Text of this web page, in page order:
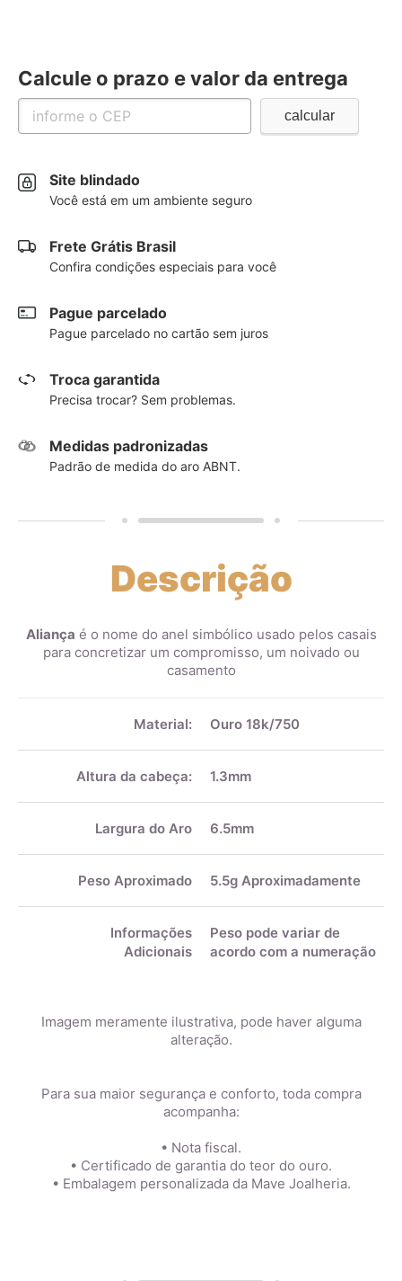
Calcule o prazo e valor da entrega
Site blindado
Você está em um ambiente seguro
Frete Grátis Brasil
Confira condições especiais para você
Pague parcelado
Pague parcelado no cartão sem juros
Troca garantida
Precisa trocar? Sem problemas.
Medidas padronizadas
Padrão de medida do aro ABNT.
Descrição
Aliança é o nome do anel simbólico usado pelos casais
para concretizar um compromisso, um noivado ou
casamento
Material: Ouro 18k/750
Altura da cabeça: 1.3mm
Largura do Aro 6.5mm
Peso Aproximado 5.5g Aproximadamente
Informações
Adicionais
Peso pode variar de
acordo com a numeração
Imagem meramente ilustrativa, pode haver alguma
alteração.
Para sua maior segurança e conforto, toda compra
acompanha:
• Nota fiscal.
• Certificado de garantia do teor do ouro.
• Embalagem personalizada da Mave Joalheria.